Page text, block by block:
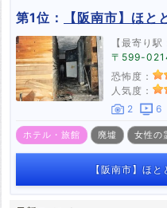
第1位：
【阪南市】ほと
【最寄り
〒599-
恐怖度：
人気度：
2
6
ホテル・旅館 廃墟 女性の
【阪南市】ほ